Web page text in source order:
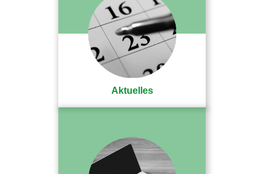
Aktuelles